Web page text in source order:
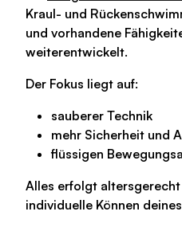
Kraul- und
und vorhandene
weiterentwickelt.
Der Fokus liegt auf:
sauberer Technik
mehr Sicherheit und
flüssigen
Alles erfolgt
individuelle Können